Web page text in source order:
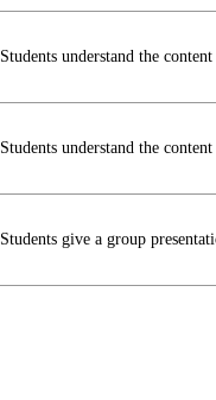
Students understand the
Students understand the
Students give a group